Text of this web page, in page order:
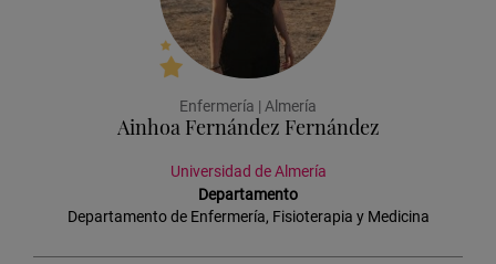
Enfermería | Almería
Ainhoa Fernández Fernández
Universidad de Almería
Departamento
Departamento de Enfermería, Fisioterapia y Medicina